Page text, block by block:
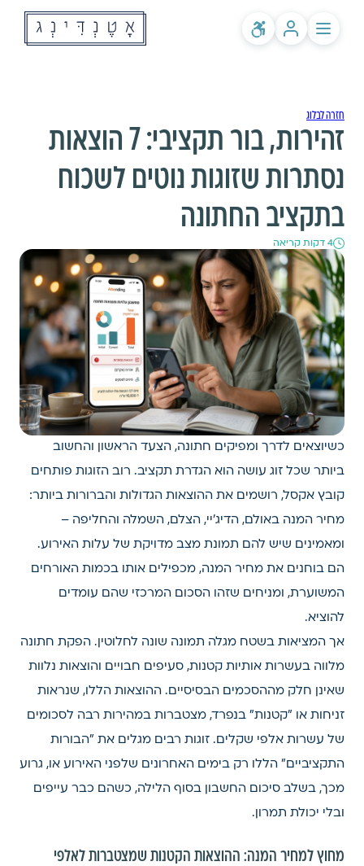
לאולמות ומפיקים
בלוג
חזרה לבלוג
זהירות, בור תקציבי: 7 הוצאות
נסתרות שזוגות נוטים לשכוח
בתקציב החתונה
4 דקות קריאה
כשיוצאים לדרך ומפיקים חתונה, הצעד הראשון והחשוב
ביותר שכל זוג עושה הוא הגדרת תקציב. רוב הזוגות פותחים
קובץ אקסל, רושמים את ההוצאות הגדולות והברורות ביותר:
מחיר המנה באולם, הדיג'יי, הצלם, השמלה והחליפה –
ומאמינים שיש להם תמונת מצב מדויקת של עלות האירוע.
הם בוחנים את מחיר המנה, מכפילים אותו בכמות האורחים
המשוערת, ומניחים שזהו הסכום המרכזי שהם עומדים
להוציא.
אך המציאות בשטח מגלה תמונה שונה לחלוטין. הפקת חתונה
מלווה בעשרות אותיות קטנות, סעיפים חבויים והוצאות נלוות
שאינן חלק מההסכמים הבסיסיים. ההוצאות הללו, שנראות
זניחות או "קטנות" בנפרד, מצטברות במהירות רבה לסכומים
של עשרות אלפי שקלים. זוגות רבים מגלים את "הבורות
התקציביים" הללו רק בימים האחרונים שלפני האירוע או, גרוע
מכך, בשלב סיכום החשבון בסוף הלילה, כשהם כבר עייפים
ובלי יכולת תמרון.
מחוץ למחיר המנה: ההוצאות הקטנות שמצטברות לאלפי